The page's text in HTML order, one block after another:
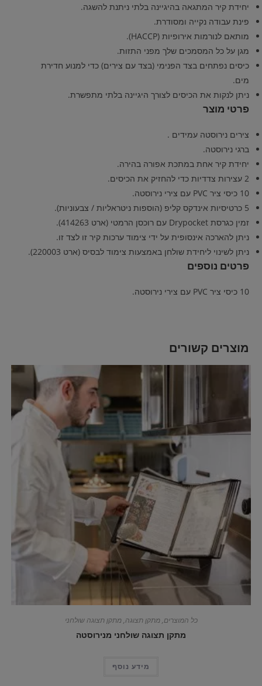
יחידת קיר המתגאה בהיגיינה בלתי ניתנת להשגה.
פינת עבודה נקייה ומסודרת.
מותאם לנורמות אירופיות (HACCP).
מגן על כל המסמכים שלך מפני התזות.
כיסים נפתחים בצד הפנימי (בצד עם צירים) כדי למנוע חדירת
מים.
ניתן לנקות את הכיסים לצורך היגיינה בלתי מתפשרת.
פרטי מוצר
צירים נירוסטה עמידים .
ברגי נירוסטה.
יחידת קיר אחת במתכת אפורה בהירה.
2 עצירות צדדיות כדי להחזיק את הכיסים.
10 כיסי ציר PVC עם צירי נירוסטה.
5 כרטיסיות אינדקס קליפ (הוספות ניטראליות / צבעוניות).
זמין כגרסת Drypocket עם רוכסן הרמטי (ארט 414263).
ניתן להארכה אינסופית על ידי צימוד ערכות קיר זו לצד זו.
ניתן לשינוי ליחידת שולחן באמצעות צימוד לבסיס (ארט 220003).
פרטים נוספים
10 כיסי ציר PVC עם צירי נירוסטה.
מוצרים קשורים
כל המוצרים,מתקן תצוגה,מתקן תצוגה שולחני
מתקן תצוגה שולחני מנירוסטה
מידע נוסף